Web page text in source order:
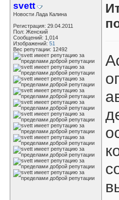
svett
Новости Лада Калина
Регистрация: 29.04.2011
Пол: Женский
Сообщений: 1,014
Изображений: 51
Вес репутации: 12492